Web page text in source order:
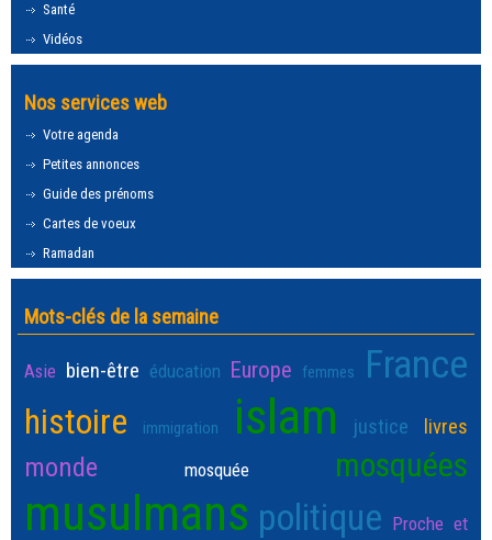
Santé
Vidéos
Nos services web
Votre agenda
Petites annonces
Guide des prénoms
Cartes de voeux
Ramadan
Mots-clés de la semaine
Asie bien-être éducation Europe femmes France
histoire immigration islam justice livres
monde mosquée mosquées
musulmans politique Proche et